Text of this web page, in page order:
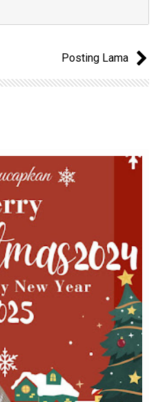
Posting Lama